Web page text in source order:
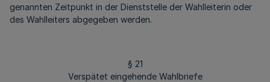
genannten Zeitpunkt in der Dienststelle der Wahlleiterin oder
des Wahlleiters abgegeben werden.
§ 21
Verspätet eingehende Wahlbriefe